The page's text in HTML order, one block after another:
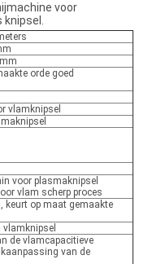
voor
knipsel.
orde goed
vlamknipsel
voor plasmaknipsel
vlam scherp proces
keurt op maat gemaakte
vlamknipsel
de vlamcapacitieve
van de